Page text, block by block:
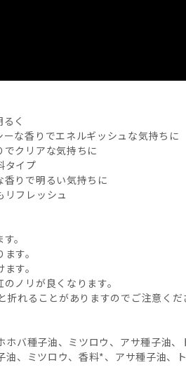
く
な香りでエネルギッシュな気持ちに
でクリアな気持ちに
タイプ
香りで明るい気持ちに
リフレッシュ
。
す。
す。
ノリが良くなります。
れることがありますのでご注意くだ
バ種子油、ミツロウ、アサ種子油、
、ミツロウ、香料*、アサ種子油、